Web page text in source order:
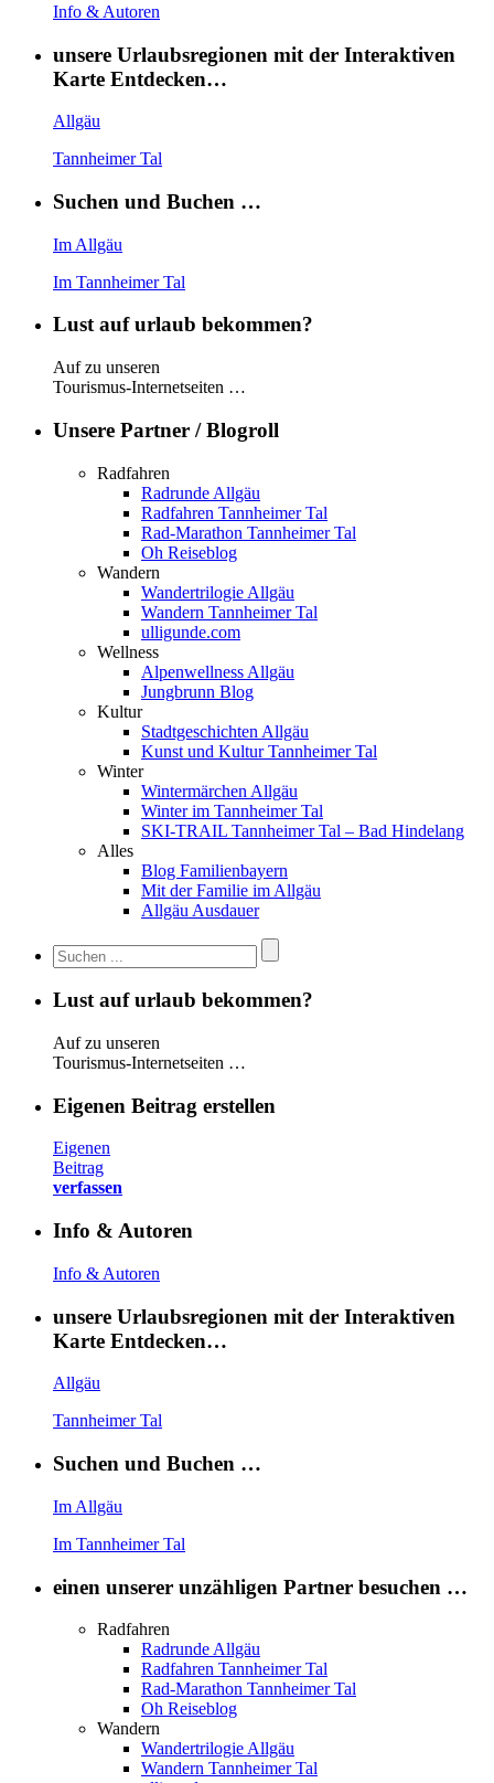
Info & Autoren
unsere Urlaubsregionen mit der Interaktiven
Karte Entdecken…
Allgäu
Tannheimer Tal
Suchen und Buchen …
Im Allgäu
Im Tannheimer Tal
Lust auf urlaub bekommen?
Auf zu unseren
Tourismus-Internetseiten …
Unsere Partner / Blogroll
Radfahren
Radrunde Allgäu
Radfahren Tannheimer Tal
Rad-Marathon Tannheimer Tal
Oh Reiseblog
Wandern
Wandertrilogie Allgäu
Wandern Tannheimer Tal
ulligunde.com
Wellness
Alpenwellness Allgäu
Jungbrunn Blog
Kultur
Stadtgeschichten Allgäu
Kunst und Kultur Tannheimer Tal
Winter
Wintermärchen Allgäu
Winter im Tannheimer Tal
SKI-TRAIL Tannheimer Tal – Bad Hindelang
Alles
Blog Familienbayern
Mit der Familie im Allgäu
Allgäu Ausdauer
Lust auf urlaub bekommen?
Auf zu unseren
Tourismus-Internetseiten …
Eigenen Beitrag erstellen
Eigenen
Beitrag
verfassen
Info & Autoren
Info & Autoren
unsere Urlaubsregionen mit der Interaktiven
Karte Entdecken…
Allgäu
Tannheimer Tal
Suchen und Buchen …
Im Allgäu
Im Tannheimer Tal
einen unserer unzähligen Partner besuchen …
Radfahren
Radrunde Allgäu
Radfahren Tannheimer Tal
Rad-Marathon Tannheimer Tal
Oh Reiseblog
Wandern
Wandertrilogie Allgäu
Wandern Tannheimer Tal